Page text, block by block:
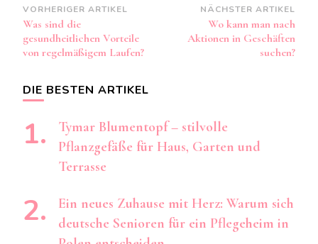
Beitragsnavigation
VORHERIGER ARTIKEL
Was sind die
gesundheitlichen Vorteile
von regelmäßigem Laufen?
NÄCHSTER ARTIKEL
Wo kann man nach
Aktionen in Geschäften
suchen?
DIE BESTEN ARTIKEL
Tymar Blumentopf – stilvolle
Pflanzgefäße für Haus, Garten und
Terrasse
Ein neues Zuhause mit Herz: Warum sich
deutsche Senioren für ein Pflegeheim in